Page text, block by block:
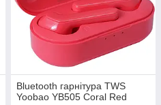
Bluetooth гарнітура TWS
Yoobao YB505 Coral Red